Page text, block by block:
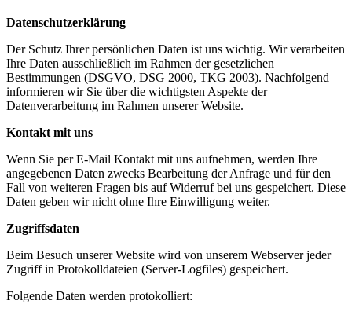
Datenschutzerklärung
Der Schutz Ihrer persönlichen Daten ist uns wichtig. Wir verarbeiten
Ihre Daten ausschließlich im Rahmen der gesetzlichen
Bestimmungen (DSGVO, DSG 2000, TKG 2003). Nachfolgend
informieren wir Sie über die wichtigsten Aspekte der
Datenverarbeitung im Rahmen unserer Website.
Kontakt mit uns
Wenn Sie per E-Mail Kontakt mit uns aufnehmen, werden Ihre
angegebenen Daten zwecks Bearbeitung der Anfrage und für den
Fall von weiteren Fragen bis auf Widerruf bei uns gespeichert. Diese
Daten geben wir nicht ohne Ihre Einwilligung weiter.
Zugriffsdaten
Beim Besuch unserer Website wird von unserem Webserver jeder
Zugriff in Protokolldateien (Server-Logfiles) gespeichert.
Folgende Daten werden protokolliert: